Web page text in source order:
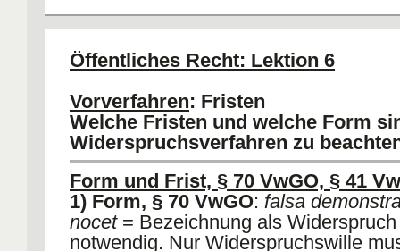
161 III VwGO.
2) Widerspruch abgelehnt
: Klage
gegen den ersten und den zweiten
Widerspruchbescheid, § 79 I Nr 1
(Nachschieben von Gründen).
Öffentliches Recht: Lektion 6
Vorverfahren: Fristen
Welche Fristen und welche Form
Widerspruchsverfahren zu
Form und Frist, § 70 VwGO, § 41
1) Form, § 70 VwGO: falsa
nocet= Bezeichnung als
notwendig. Nur Widerspruchswille